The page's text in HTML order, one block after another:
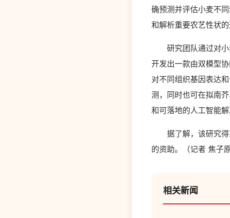
确预测并评估小麦不
和解析重要农艺性状的
研究团队通过对小
开发出一款由双模型
对不同组织基因表达
测，同时也可在拟南
和可落地的人工智能解
据了解，该研究得
的资助。（记者 焦子
相关新闻